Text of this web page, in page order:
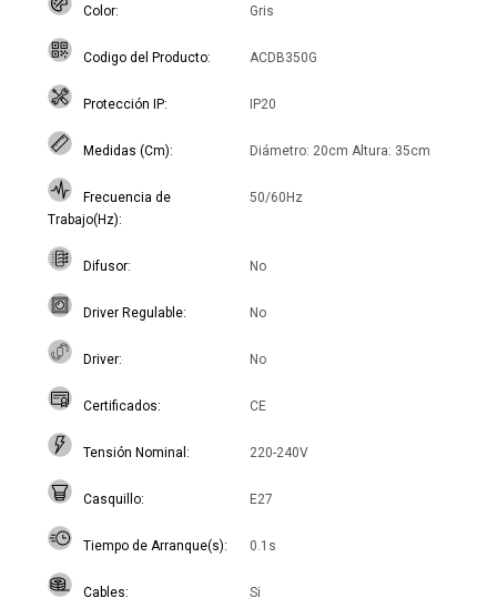
Color Gris
Codigo del Producto ACDB350G
Protección IP IP20
Medidas (Cm) Diámetro: 20cm Altura: 35cm
Frecuencia de
Trabajo(Hz)
50/60Hz
Difusor No
Driver Regulable No
Driver No
Certificados CE
Tensión Nominal 220-240V
Casquillo E27
Tiempo de Arranque(s) 0.1s
Cables Si